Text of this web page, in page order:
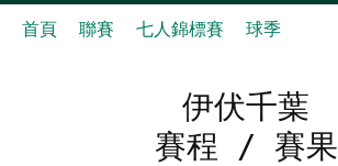
首頁 聯賽 七人錦標賽 球季
伊伏千葉
賽程 / 賽果